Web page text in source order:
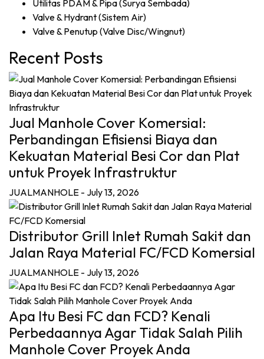
Utilitas PDAM & Pipa (Surya Sembada)
Valve & Hydrant (Sistem Air)
Valve & Penutup (Valve Disc/Wingnut)
Recent Posts
Jual Manhole Cover Komersial:
Perbandingan Efisiensi Biaya dan
Kekuatan Material Besi Cor dan Plat
untuk Proyek Infrastruktur
JUALMANHOLE - July 13, 2026
Distributor Grill Inlet Rumah Sakit dan
Jalan Raya Material FC/FCD Komersial
JUALMANHOLE - July 13, 2026
Apa Itu Besi FC dan FCD? Kenali
Perbedaannya Agar Tidak Salah Pilih
Manhole Cover Proyek Anda